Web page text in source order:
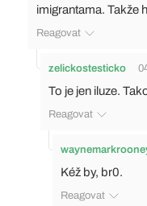
imigrantama. Takže
Reagovat
zelickostesticko
To je jen iluze.
Reagovat
Kéž by, br0.
Reagovat